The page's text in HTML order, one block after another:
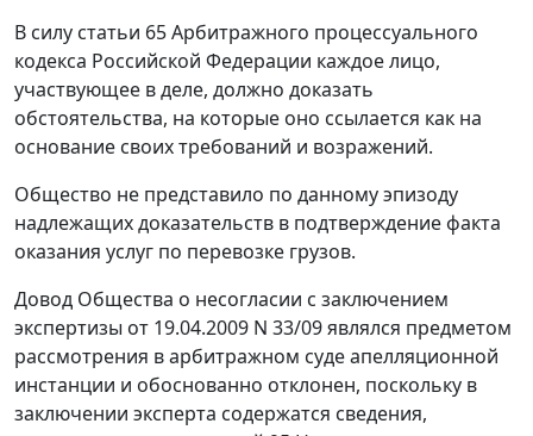
В силу статьи 65Арбитражного процессуального
кодекса Российской Федерации каждое лицо,
участвующее в деле, должно доказать
обстоятельства, на которые оно ссылается как на
основание своих требований и возражений.
Общество не представило по данному эпизоду
надлежащих доказательств в подтверждение факта
оказания услуг по перевозке грузов.
Довод Общества о несогласии с заключением
экспертизы от 19.04.2009 N 33/09 являлся предметом
рассмотрения в арбитражном суде апелляционной
инстанции и обоснованно отклонен, поскольку в
заключении эксперта содержатся сведения,